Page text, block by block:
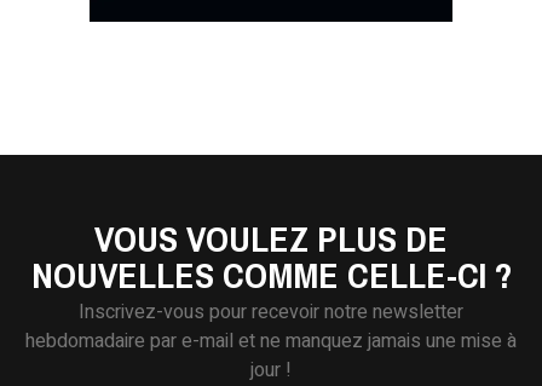
VOUS VOULEZ PLUS DE
NOUVELLES COMME CELLE-CI ?
Inscrivez-vous pour recevoir notre newsletter
hebdomadaire par e-mail et ne manquez jamais une mise à
jour !